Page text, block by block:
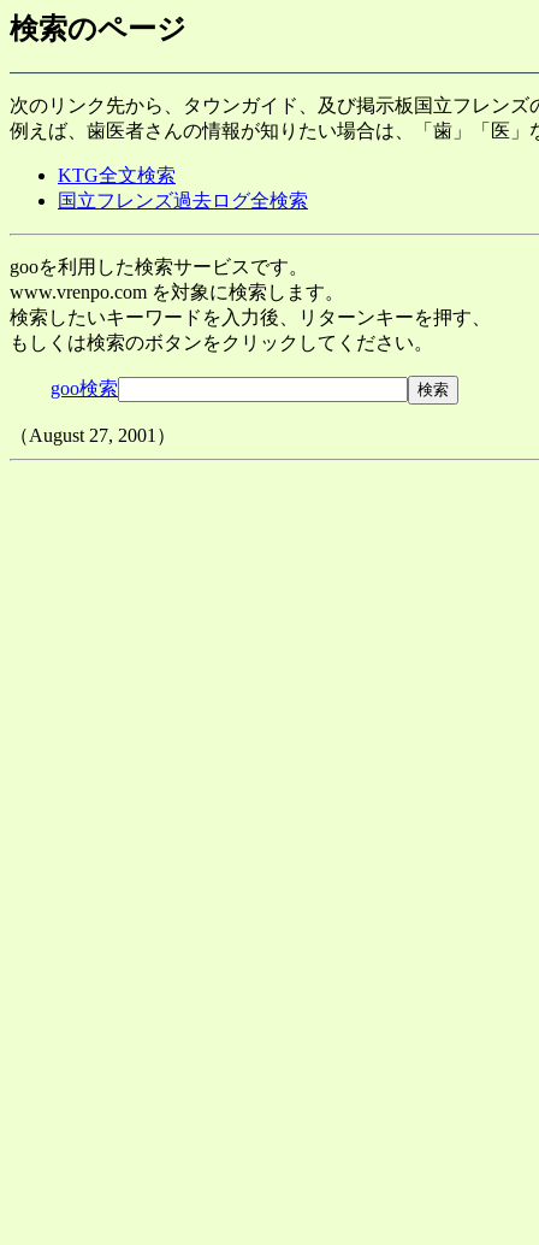
検索のページ
次のリンク先から、タウンガイド、及び掲示板国立フレン
例えば、歯医者さんの情報が知りたい場合は、「歯」「医
KTG全文検索
国立フレンズ過去ログ全検索
gooを利用した検索サービスです。
www.vrenpo.com を対象に検索します。
検索したいキーワードを入力後、リターンキーを押す、
もしくは検索のボタンをクリックしてください。
goo検索
（August 27, 2001）